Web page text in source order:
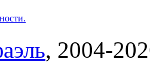
, 2004-